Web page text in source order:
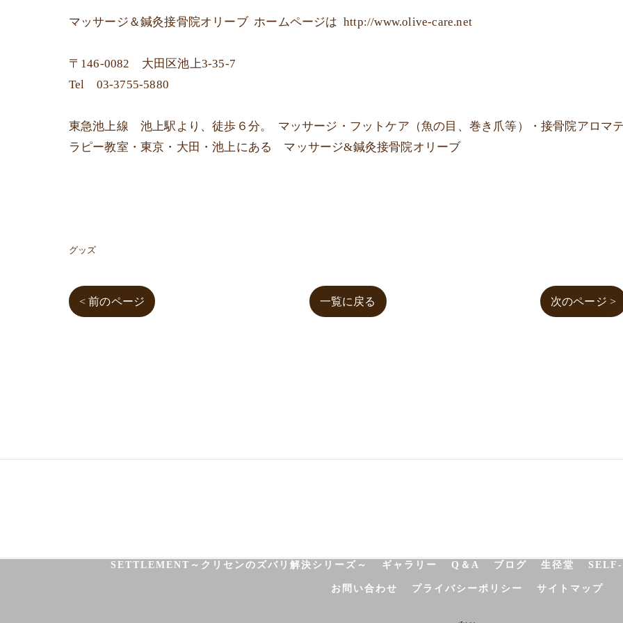
マッサージ＆鍼灸接骨院オリーブホームページはhttp://www.olive-care.net
〒 146-0082 大田区池上3-35-7
Tel 03-3755-5880
東急池上線 池上駅より、徒歩６分。 マッサージ・フットケア（魚の目、巻き爪等）・接骨院アロマ
ラピー教室・東京・大田・池上にある マッサージ&鍼灸接骨院オリーブ
グッズ
< 前のページ 一覧に戻る 次のページ >
SETTLEMENT～クリセンのズバリ解決シリーズ～ ギャラリー Q＆A ブログ 生径堂
お問い合わせ プライバシーポリシー サイトマップ